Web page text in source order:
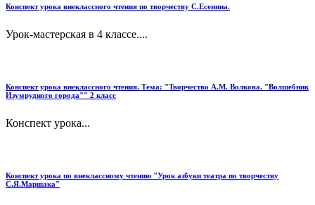
Конспект урока внеклассного чтения по творчеству С.Есенина.
Урок-мастерская в 4 классе....
Конспект урока внеклассного чтения. Тема: "Творчество А.М. Волкова. "Волшебник
Изумрудного города"" 2 класс
Конспект урока...
Конспект урока по внеклассному чтению "Урок азбуки театра по творчеству
С.Я.Маршака"